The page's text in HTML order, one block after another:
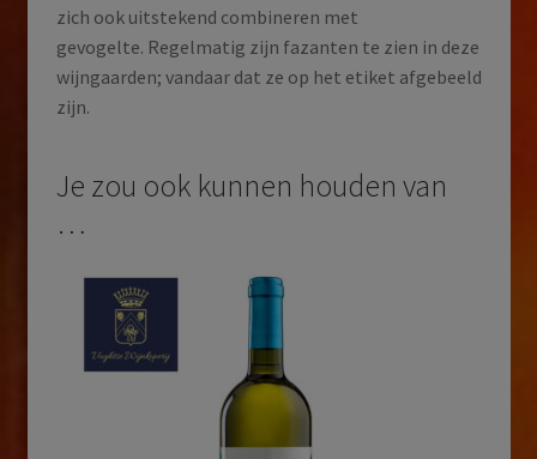
zich ook uitstekend combineren met
gevogelte. Regelmatig zijn fazanten te zien in deze
wijngaarden; vandaar dat ze op het etiket afgebeeld
zijn.
Je zou ook kunnen houden van
…